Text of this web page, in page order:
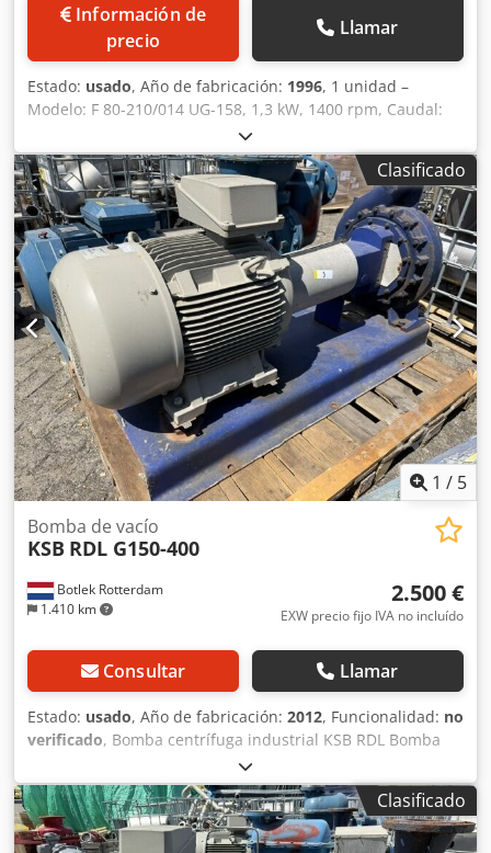
Información de
precio
Llamar
Estado: usado, Año de fabricación: 1996, 1 unidad –
Modelo: F 80-210/014 UG-158, 1,3 kW, 1400 rpm, Caudal:
0,3-14 l/s, altura de elevación: 4,4 – 0,9 m, año de
fabricación: 1995 1 unidad – Modelo: F 100-210/024 YG-
190, 2,4 kW, 1450 rpm, Caudal: 0,3-35 l/s, altura de
elevación: 8,5 – 1,5 m, año de fabricación: 1996 Dcodpfszr
H Rqsx Ab Rjk
Clasificado
1 / 5
Botlek Rotterdam
1.410 km
Bomba de vacío
KSB RDL G150-400
2.500 €
EXW precio fijo IVA no incluído
Consultar Llamar
Estado: usado, Año de fabricación: 2012, Funcionalidad: no
verificado, Bomba centrífuga industrial KSB RDL Bomba
centrífuga industrial KSB de gran resistencia, completa
con un motor eléctrico Siemens IE3 de alta eficiencia,
montada sobre una estructura base de acero. Dsdpfx
Aozltqkeb Rsck La unidad ha sido desmontada
Clasificado